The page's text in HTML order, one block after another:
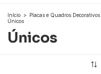
Início > Placas e Quadros Decorativos
Únicos
Únicos